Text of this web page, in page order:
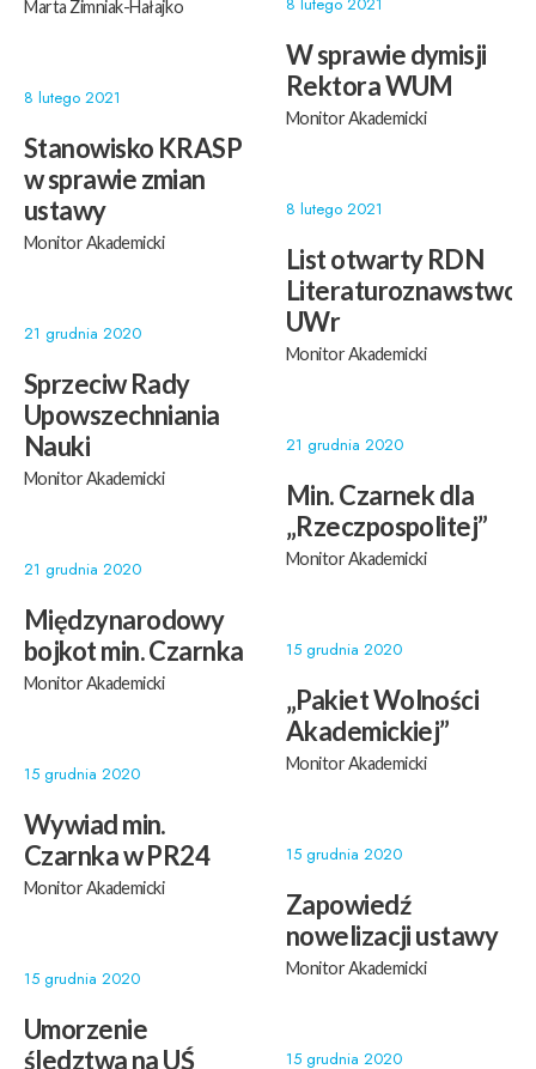
Marta Zimniak-Hałajko 8 lutego 2021
W sprawie dymisji
Rektora WUM
Monitor Akademicki
8 lutego 2021
Stanowisko KRASP
w sprawie zmian
ustawy
Monitor Akademicki
8 lutego 2021
List otwarty RDN
Literaturoznawstwo
UWr
Monitor Akademicki
21 grudnia 2020
Sprzeciw Rady
Upowszechniania
Nauki
Monitor Akademicki
21 grudnia 2020
Min. Czarnek dla
„Rzeczpospolitej”
Monitor Akademicki
21 grudnia 2020
Międzynarodowy
bojkot min. Czarnka
Monitor Akademicki
15 grudnia 2020
„Pakiet Wolności
Akademickiej”
Monitor Akademicki
15 grudnia 2020
Wywiad min.
Czarnka w PR24
Monitor Akademicki
15 grudnia 2020
Zapowiedź
nowelizacji ustawy
Monitor Akademicki
15 grudnia 2020
Umorzenie
śledztwa na UŚ
15 grudnia 2020